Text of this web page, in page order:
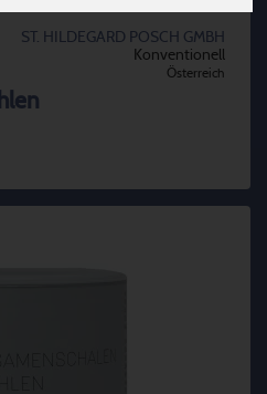
ST. HILDEGARD POSCH GMBH
Konventionell
Österreich